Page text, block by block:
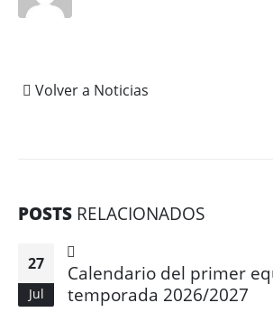
Volver a Noticias
POSTS RELACIONADOS
27
Jul
Calendario del primer
temporada 2026/2027